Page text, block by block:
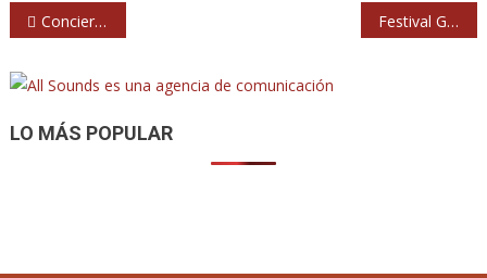
Navegación
entradas
Concierto de OneRepublic en Palacio Vistalegre Festival Generación Pop, gratis en Madrid
LO MÁS POPULAR